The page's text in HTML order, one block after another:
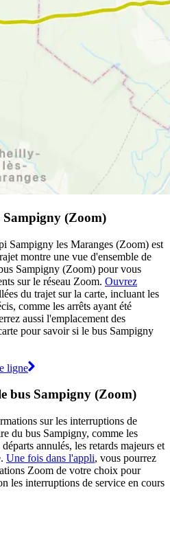
Sampigny (Zoom)
Sampigny les Maranges (Zoom) est
montre une vue d'ensemble de
Sampigny (Zoom) pour vous
sur le réseau Zoom. Ouvrez
du trajet sur la carte, incluant les
comme les arrêts ayant été
aussi l'emplacement des
pour savoir si le bus Sampigny
ligne
bus Sampigny (Zoom)
sur les interruptions de
du bus Sampigny, comme les
annulés, les retards majeurs et
Une fois dans l'appli, vous pourrez
Zoom de votre choix pour
les interruptions de service en cours